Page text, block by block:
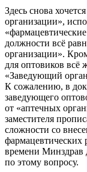
Здесь снова
организации»,
должности всё
организации».
для оптовиков всё
«Заведующий
К сожалению, в
заведующего
от «аптечных
заместителя
сложности со
фармацевтических
времени Минздрав
по этому вопросу.